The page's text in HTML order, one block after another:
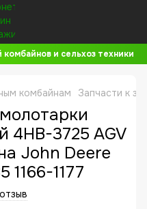
комбайнов и сельхоз техники
комбайнам Запчасти к
4HB-3725 AGV
John Deere
1166-1177